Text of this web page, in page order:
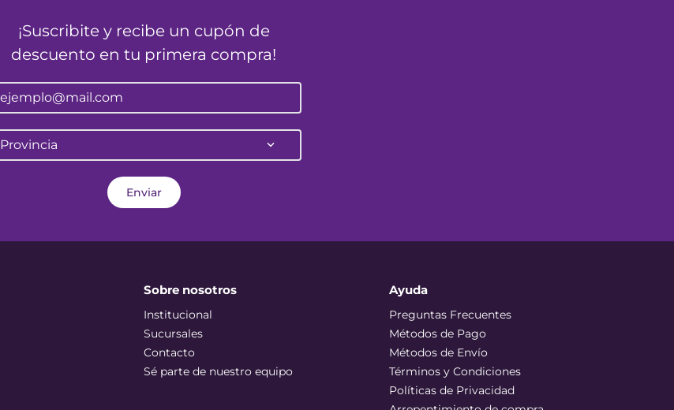
¡Suscribite y recibe un cupón de
descuento en tu primera compra!
Provincia
Enviar
Sobre nosotros
Institucional
Sucursales
Contacto
Sé parte de nuestro equipo
Ayuda
Preguntas Frecuentes
Métodos de Pago
Métodos de Envío
Términos y Condiciones
Políticas de Privacidad